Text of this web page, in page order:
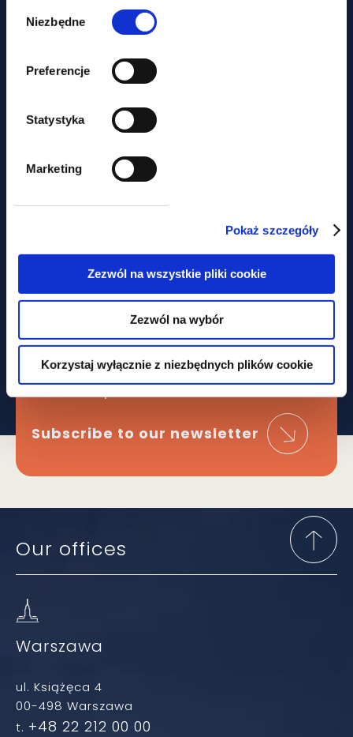
zgody
Niezbędne
Preferencje
Statystyka
Marketing
Pokaż szczegóły
Zezwól na wszystkie pliki cookie
Zezwól na wybór
Korzystaj wyłącznie z niezbędnych plików cookie
LABOUR LAW NEWSLETTER –
collective labour agreements
Concerned about
missing out
on key legal
developments?
Subscribe to our newsletter
Our offices
Warszawa
ul. Książęca 4
00-498 Warszawa
t. +48 22 212 00 00